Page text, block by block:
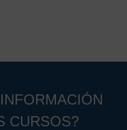
CURSOS?